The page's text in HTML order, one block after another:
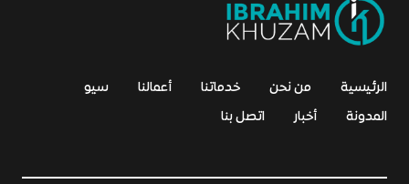
الرئيسية من نحن خدماتنا أعمالنا
سيو
المدونة
أخبار اتصل بنا